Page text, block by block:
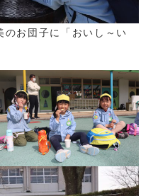
お団子に「おいし～い